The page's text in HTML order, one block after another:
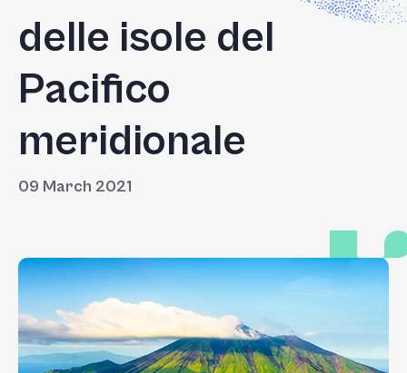
delle isole del
Pacifico
meridionale
09 March 2021